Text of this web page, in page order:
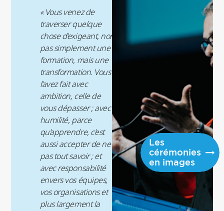
d’oser expérimenter et
singularité votre plus
grande force. "
Adjointe, en charge
des programmes pré-
expérience
Les
cérémonies
en images
« Vous venez de
traverser quelque
chose d’exigeant, non
pas simplement une
formation, mais une
transformation. Vous
l’avez fait avec
ambition, celle de
vous dépasser ; avec
humilité, parce
qu’apprendre, c’est
aussi accepter de ne
pas tout savoir ; et
avec responsabilité
envers vos équipes,
vos organisations et
plus largement la